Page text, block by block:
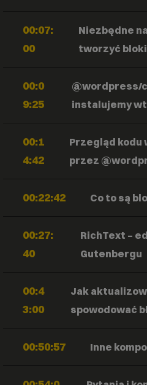
00:07:
00
Niezbędne
tworzyć bloki
00:0
9:25
@wordpress/
instalujemy
00:1
4:42
Przegląd kodu
przez
00:22:42 Co to są
00:27:
40
RichText –
Gutenbergu
00:4
3:00
Jak
spowodować
00:50:57 Inne